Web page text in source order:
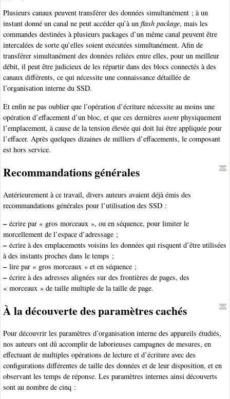
Plusieurs canaux peuvent transférer des données simultanément ; à un
instant donné un canal ne peut accéder qu’à un ﬂash package, mais les
commandes destinées à plusieurs packages d’un même canal peuvent être
intercalées de sorte qu’elles soient exécutées simultanément. Afin de
transférer simultanément des données reliées entre elles, pour un meilleur
débit, il peut être judicieux de les répartir dans des blocs connectés à des
canaux différents, ce qui nécessite une connaissance détaillée de
l’organisation interne du SSD.
Et enfin ne pas oublier que l’opération d’écriture nécessite au moins une
opération d’effacement d’un bloc, et que ces dernières usentphysiquement
l’emplacement, à cause de la tension élevée qui doit lui être appliquée pour
l’effacer. Après quelques dizaines de milliers d’effacements, le composant
est hors service.
Recommandations générales
Antérieurement à ce travail, divers auteurs avaient déjà émis des
recommandations générales pour l’utilisation des SSD :
–écrire par « gros morceaux », ou en séquence, pour limiter le
morcellement de l’espace d’adressage ;
–écrire à des emplacements voisins les données qui risquent d’être utilisées
à des instants proches dans le temps ;
–lire par « gros morceaux » et en séquence ;
–écrire à des adresses alignées sur des frontières de pages, des
« morceaux » de taille multiple de la taille de page.
À la découverte des paramètres cachés
Pour découvrir les paramètres d’organisation interne des appareils étudiés,
nos auteurs ont dû accomplir de laborieuses campagnes de mesures, en
effectuant de multiples opérations de lecture et d’écriture avec des
configurations différentes de taille des données et de leur disposition, et en
observant les temps de réponse. Les paramètres internes ainsi découverts
sont au nombre de cinq :